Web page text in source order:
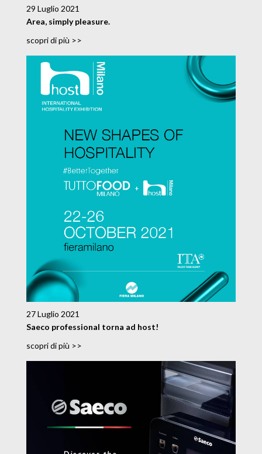
29 Luglio 2021
Area, simply pleasure.
scopri di più >>
27 Luglio 2021
Saeco professional torna ad host!
scopri di più >>